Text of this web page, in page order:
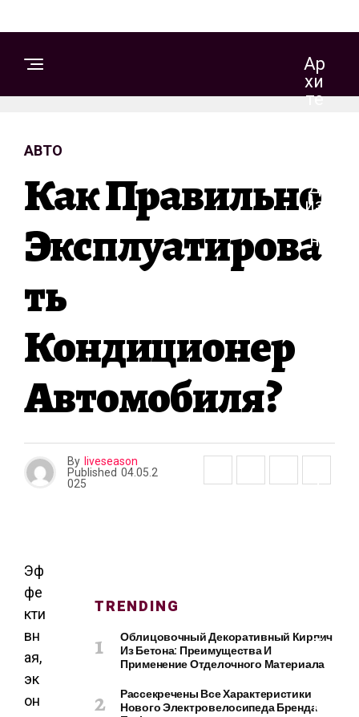
Ар
Хи
Те
Д
Из
Н
Ь
Т
Т
К
АВТО
Как Правильно
Эксплуатирова
Ть
Кондиционер
Автомобиля?
By liveseason
Published 04.05.2
025
Эф
фе
кти
вн
ая,
эк
он
TRENDING
Облицовочный Декоративный Кирпич
Из Бетона: Преимущества И
Применение Отделочного Материала
Рассекречены Все Характеристики
Нового Электровелосипеда Бренда